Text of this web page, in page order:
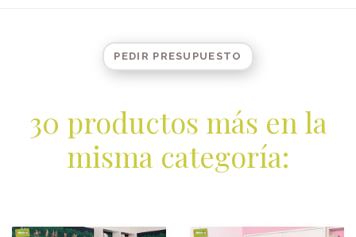
PEDIR PRESUPUESTO
30 productos más en la
misma categoría: